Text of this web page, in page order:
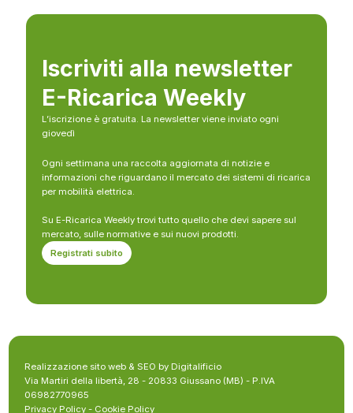
Iscriviti alla newsletter
E-Ricarica Weekly
L’iscrizione è gratuita. La newsletter viene inviato ogni
giovedì
Ogni settimana una raccolta aggiornata di notizie e
informazioni che riguardano il mercato dei sistemi di ricarica
per mobilità elettrica.
Su E-Ricarica Weekly trovi tutto quello che devi sapere sul
mercato, sulle normative e sui nuovi prodotti.
Registrati subito
Realizzazione sito web & SEO by Digitalificio
Via Martiri della libertà, 28 - 20833 Giussano (MB) - P.IVA
06982770965
Privacy Policy - Cookie Policy